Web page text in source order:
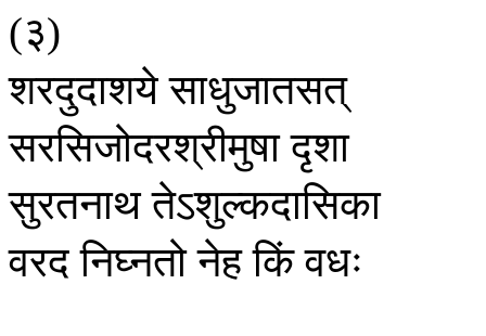
(३)
शरदुदाशयेसाधुजातसत्
सरसिजोदरश्रीमुषादृशा
सुरतनाथतेऽशुल्कदासिका
वरदनिघ्नतोनेहकिंवधः